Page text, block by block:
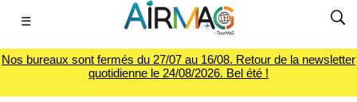
☰
Nos bureaux sont fermés du 27/07 au 16/08. Retour de la newsletter
quotidienne le 24/08/2026. Bel été !